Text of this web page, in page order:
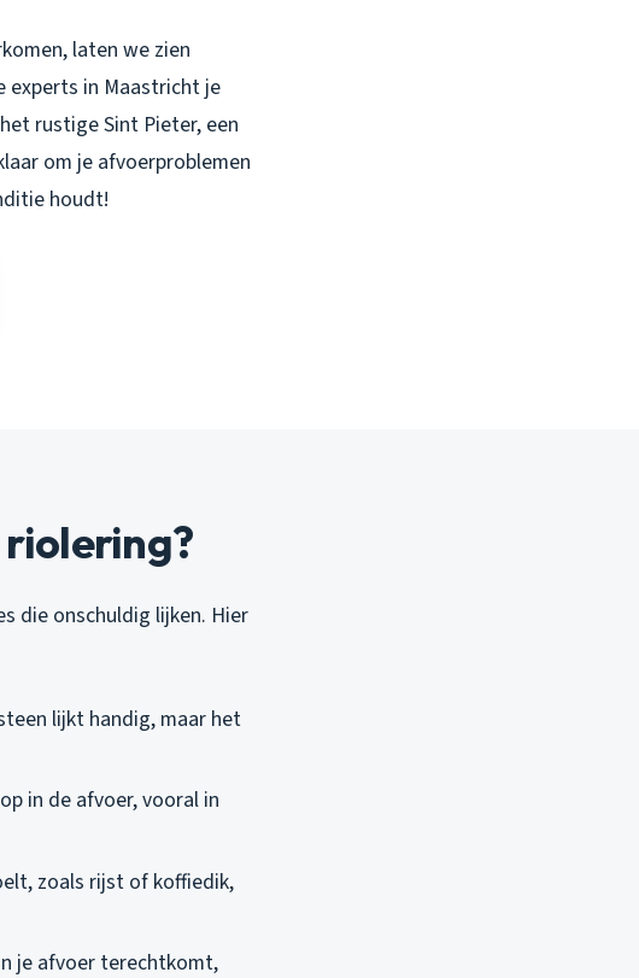
laten we zien
experts in Maastricht je
rustige Sint Pieter, een
om je afvoerproblemen
houdt!
die onschuldig lijken. Hier
lijkt handig, maar het
in de afvoer, vooral in
zoals rijst of koffiedik,
je afvoer terechtkomt,